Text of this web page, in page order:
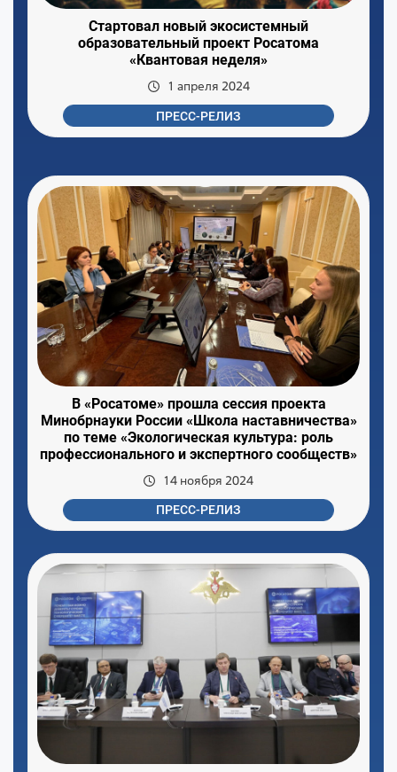
Стартовал новый экосистемный
образовательный проект Росатома
«Квантовая неделя»
1 апреля 2024
ПРЕСС-РЕЛИЗ
В «Росатоме» прошла сессия проекта
Минобрнауки России «Школа наставничества»
по теме «Экологическая культура: роль
профессионального и экспертного сообществ»
14 ноября 2024
ПРЕСС-РЕЛИЗ